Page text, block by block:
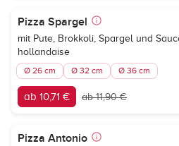
Pizza Spargel
mit Pute, Brokkoli, Spargel und
hollandaise
Ø 26 cm Ø 32 cm Ø 36 cm
ab 10,71 € ab 11,90 €
Pizza Antonio